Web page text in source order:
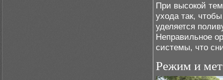
При высокой
ухода так,
уделяется
Неправильное
системы, что
Режим и